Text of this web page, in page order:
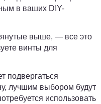
в ваших DIY-
выше, — все это
винты для
подвергаться
лучшим выбором будут
использовать